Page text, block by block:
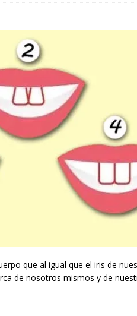
que al igual que el iris de
de nosotros mismos y de